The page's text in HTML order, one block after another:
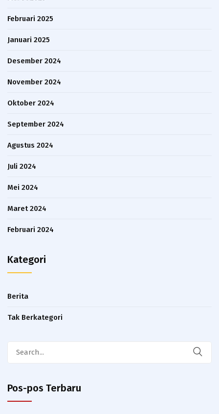
Februari 2025
Januari 2025
Desember 2024
November 2024
Oktober 2024
September 2024
Agustus 2024
Juli 2024
Mei 2024
Maret 2024
Februari 2024
Kategori
Berita
Tak Berkategori
Pos-pos Terbaru